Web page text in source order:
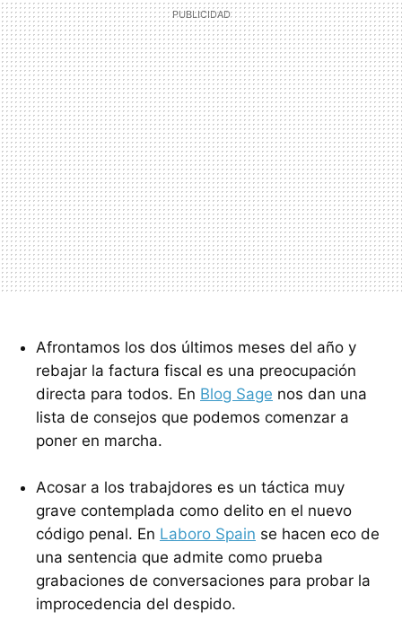
Afrontamos los dos últimos meses del año y
rebajar la factura fiscal es una preocupación
directa para todos. En Blog Sage nos dan una
lista de consejos que podemos comenzar a
poner en marcha.
Acosar a los trabajdores es un táctica muy
grave contemplada como delito en el nuevo
código penal. En Laboro Spain se hacen eco de
una sentencia que admite como prueba
grabaciones de conversaciones para probar la
improcedencia del despido.